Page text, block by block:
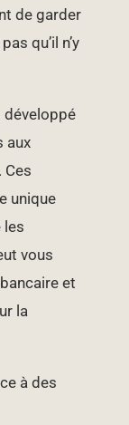
de garder
qu’il n’y
développé
aux
Ces
unique
les
vous
et
la
à des